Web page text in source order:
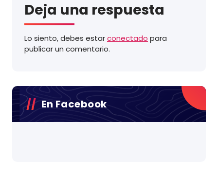
Deja una respuesta
Lo siento, debes estarconectado para
publicar un comentario.
En Facebook